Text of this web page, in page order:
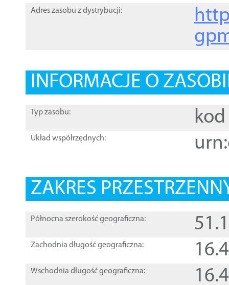
Adres zasobu z dystrybucji:
INFORMACJE O
Typ zasobu: kod
Układ współrzędnych:
ZAKRES
Północna szerokość geograficzna:
Zachodnia długość geograficzna:
Wschodnia długość geograficzna: